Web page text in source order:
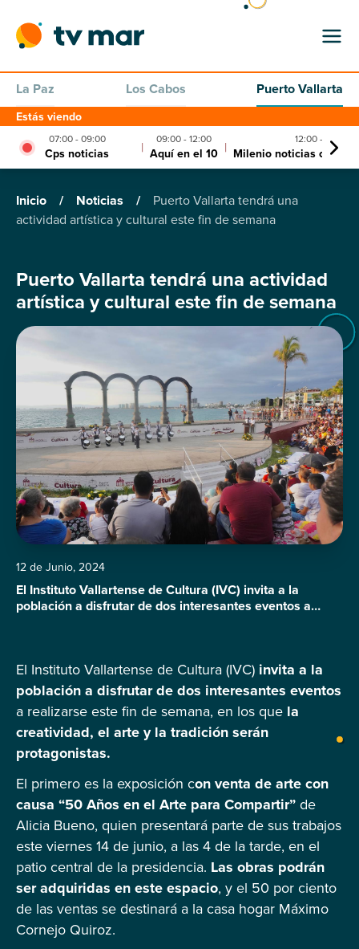
La Paz Los Cabos Puerto Vallarta
Estás viendo
07:00 - 09:00
Cps noticias | 09:00 - 12:00
Aquí en el 10 | 12:00 - 13:00
Milenio noticias con
Inicio / Noticias /
Puerto Vallarta tendrá una
actividad artística y cultural este fin de semana
Puerto Vallarta tendrá una actividad
artística y cultural este fin de semana
12 de Junio, 2024
El Instituto Vallartense de Cultura (IVC) invita a la
población a disfrutar de dos interesantes eventos a
el Arte para Compartir” de Alicia Bueno, […]
El Instituto Vallartense de Cultura (IVC) invita a la
población a disfrutar de dos interesantes eventos
a realizarse este fin de semana, en los que la
creatividad, el arte y la tradición serán
protagonistas.
El primero es la exposición con venta de arte con
causa “50 Años en el Arte para Compartir”de
Alicia Bueno, quien presentará parte de sus trabajos
este viernes 14 de junio, a las 4 de la tarde, en el
patio central de la presidencia. Las obras podrán
ser adquiridas en este espacio, y el 50 por ciento
de las ventas se destinará a la casa hogar Máximo
Cornejo Quiroz.